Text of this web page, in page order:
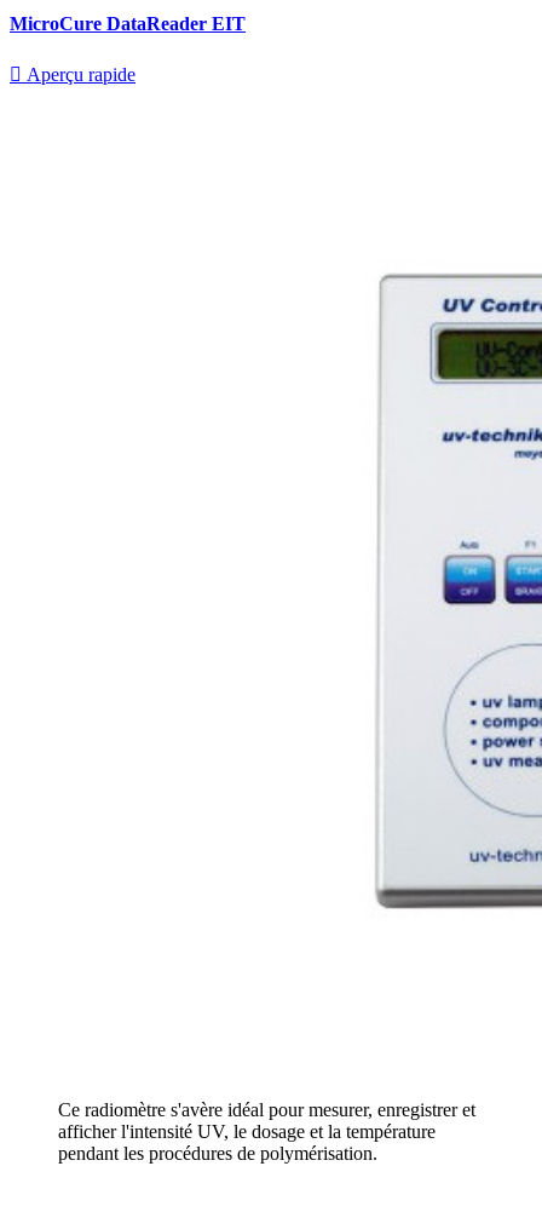
MicroCure DataReader EIT
 Aperçu rapide
Ce radiomètre s'avère idéal pour mesurer, enregistrer et
afficher l'intensité UV, le dosage et la température
pendant les procédures de polymérisation.